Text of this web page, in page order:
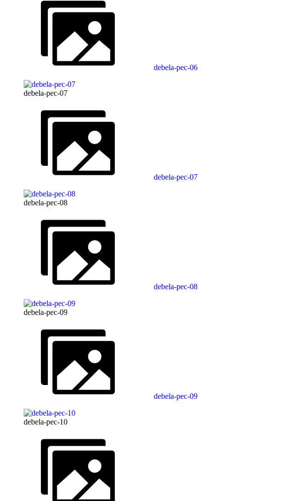
debela-pec-06
debela-pec-07
debela-pec-07
debela-pec-08
debela-pec-08
debela-pec-09
debela-pec-09
debela-pec-10